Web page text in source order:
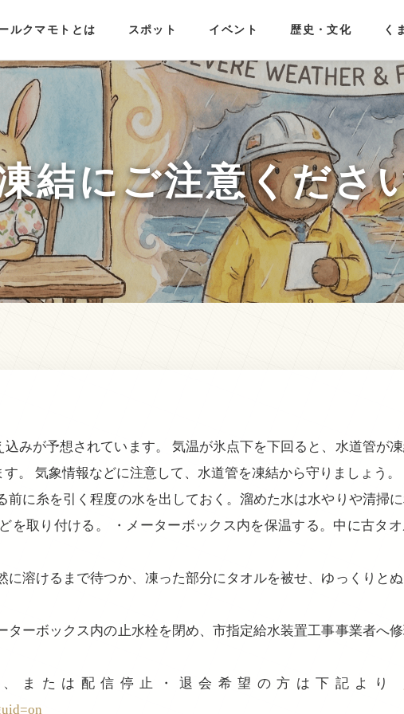
ルクマモトとは スポット イベント 歴史・文化 く
結にご注意くださ
みが予想されています。 気温が氷点下を下回ると、水道管が
。 気象情報などに注意して、水道管を凍結から守りましょう。
前に糸を引く程度の水を出しておく。溜めた水は水やりや清掃
を取り付ける。 ・メーターボックス内を保温する。中に古タ
に溶けるまで待つか、凍った部分にタオルを被せ、ゆっくりと
ターボックス内の止水栓を閉め、市指定給水装置工事事業者へ
または配信停止・退会希望の方は下記より